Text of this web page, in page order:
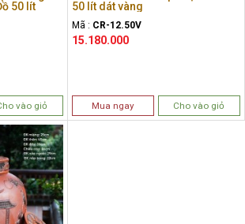
50 lít
vào giỏ
50 lít dát vàng
Mã : CR-12.50V
15.180.000
Mua ngay Cho vào giỏ